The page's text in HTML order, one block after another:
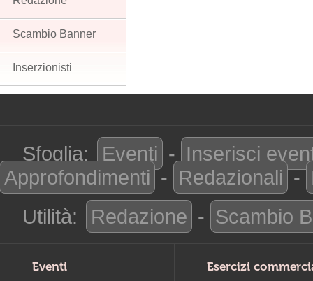
Scambio Banner
Inserzionisti
Sfoglia: Eventi - Inserisci
Approfondimenti - Redazionali -
Utilità:
Redazione - Scambio
Eventi Esercizi